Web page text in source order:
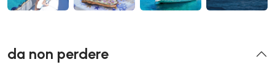
da non perdere